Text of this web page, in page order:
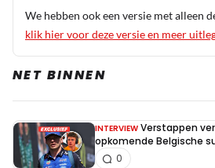
plaatsen straf te geven
voor staat. De Italiaanse
fout en dat terwijl hij 7x
moet weten. Daarbij
Italiaanse pers
(nogmaals) op dat
(daarbij aangeven zijn
We hebben ook een versie met alleen
klik hier voor deze versie en meer
NET BINNEN
INTERVIEW Verstappen
opkomende Belgische
0